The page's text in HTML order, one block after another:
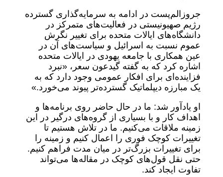
جروزالم‌پست در ادامه به سرمایه‌گذاری گسترده
رژیم صهیونیستی در فعالیت‌های متمرکز در
دانشگاه‌های ایالات متحده برای تغییر نگرش
عموم نسبت به اسرائیل و سیاست‌های آن در
عین همکاری با جامعه یهودی در ایالات متحده
اشاره کرد که به گفته گیدعون سعر، «نبرد
فزاینده‌ای برای افکار عمومی وجود دارد که به
یک مبارزه دیپلماتیک گسترده‌تر پیوند می‌خورد.»
او یادآور شد: ما در حال حاضر روی برنامه‌ها و
اهداف کار و با بسیاری از گروه‌های درگیر در این
زمینه ملاقات می‌کنیم. ما در تلاش هستیم تا
تغییرات کوچک فوری را اعمال کنیم و زمینه را
برای تغییرات بزرگ‌تر در میان مدت فراهم کنیم.
حتی نقل قول‌های کوچک در مقاله‌ها می‌تواند
تفاوت ایجاد کند.